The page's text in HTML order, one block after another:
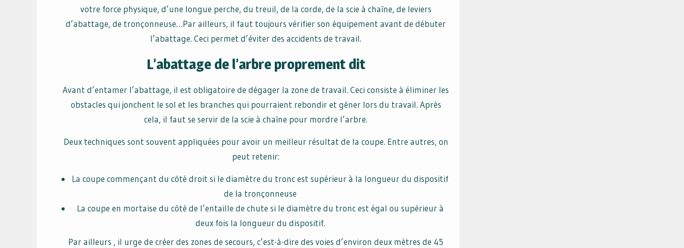
votre force physique, d’une longue perche, du treuil, de la corde, de la scie à chaîne, de leviers
d’abattage, de tronçonneuse…Par ailleurs, il faut toujours vérifier son équipement avant de débuter
l’abattage. Ceci permet d’éviter des accidents de travail.
L’abattage de l’arbre proprement dit
Avant d’entamer l’abattage, il est obligatoire de dégager la zone de travail. Ceci consiste à éliminer les
obstacles qui jonchent le sol et les branches qui pourraient rebondir et gêner lors du travail. Après
cela, il faut se servir de la scie à chaîne pour mordre l’arbre.
Deux techniques sont souvent appliquées pour avoir un meilleur résultat de la coupe. Entre autres, on
peut retenir:
La coupe commençant du côté droit si le diamètre du tronc est supérieur à la longueur du dispositif
de la tronçonneuse
La coupe en mortaise du côté de l’entaille de chute si le diamètre du tronc est égal ou supérieur à
deux fois la longueur du dispositif.
Par ailleurs , il urge de créer des zones de secours, c’est-à-dire des voies d’environ deux mètres de 45